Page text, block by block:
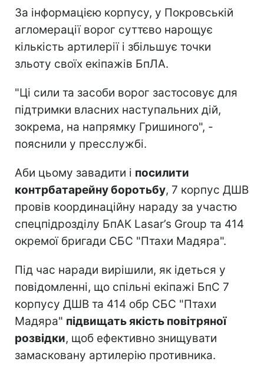
За інформацією корпусу, у Покровській
агломерації ворог суттєво нарощує
кількість артилерії і збільшує точки
зльоту своїх екіпажів БпЛА.
"Ці сили та засоби ворог застосовує для
підтримки власних наступальних дій,
зокрема, на напрямку Гришиного", -
пояснили у пресслужбі.
Аби цьому завадити і посилити
контрбатарейну боротьбу, 7 корпус ДШВ
провів координаційну нараду за участю
спецпідрозділу БпАК Lasar’s Group та 414
окремої бригади СБС "Птахи Мадяра".
Під час наради вирішили, як ідеться у
повідомленні, що спільні екіпажі БпС 7
корпусу ДШВ та 414 обр СБС "Птахи
Мадяра" підвищать якість повітряної
розвідки, щоб ефективно знищувати
замасковану артилерію противника.